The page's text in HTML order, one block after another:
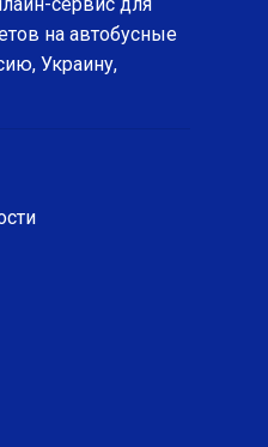
на автобусные
Украину,